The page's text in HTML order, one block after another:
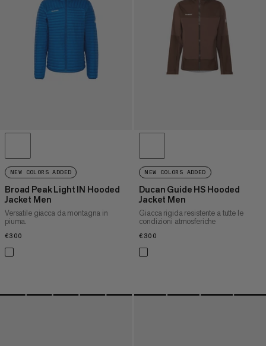
NEW COLORS ADDED
Broad Peak Light IN Hooded
Jacket Men
Versatile giacca da montagna in
piuma.
€300
NEW COLORS ADDED
Ducan Guide HS Hooded
Jacket Men
Giacca rigida resistente a tutte le
condizioni atmosferiche
€300